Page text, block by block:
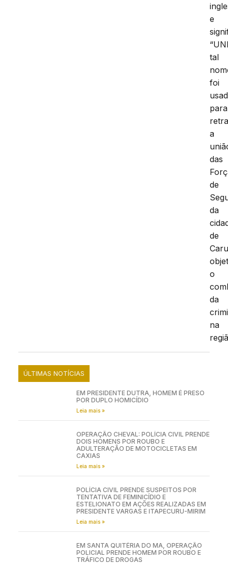
e
tal
foi
para
a
das
de
da
de
o
da
na
ÚLTIMAS NOTÍCIAS
EM PRESIDENTE DUTRA, HOMEM É PRESO
POR DUPLO HOMICÍDIO
Leia mais »
OPERAÇÃO CHEVAL: POLÍCIA CIVIL PRENDE
DOIS HOMENS POR ROUBO E
ADULTERAÇÃO DE MOTOCICLETAS EM
CAXIAS
Leia mais »
POLÍCIA CIVIL PRENDE SUSPEITOS POR
TENTATIVA DE FEMINICÍDIO E
ESTELIONATO EM AÇÕES REALIZADAS EM
PRESIDENTE VARGAS E ITAPECURU-MIRIM
Leia mais »
EM SANTA QUITÉRIA DO MA, OPERAÇÃO
POLICIAL PRENDE HOMEM POR ROUBO E
TRÁFICO DE DROGAS